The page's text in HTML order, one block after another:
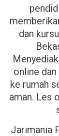
dan
online
ke rumah
aman. Les
Jarimania